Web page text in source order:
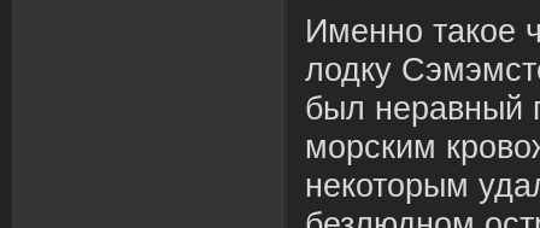
Именно такое
лодку
был неравный
морским
некоторым